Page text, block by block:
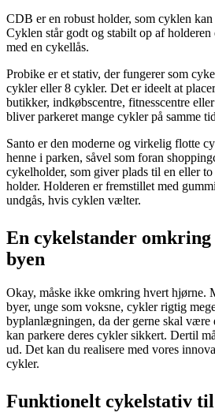
CDB er en robust holder, som cyklen
Cyklen står godt og stabilt op af holderen
med en cykellås.
Probike er et stativ, der fungerer som
cykler eller 8 cykler. Det er ideelt at
butikker, indkøbscentre, fitnesscentre
bliver parkeret mange cykler på samme
Santo er den moderne og virkelig flotte
henne i parken, såvel som foran
cykelholder, som giver plads til en eller
holder. Holderen er fremstillet med
undgås, hvis cyklen vælter.
En cykelstander
byen
Okay, måske ikke omkring hvert hjørne.
byer, unge som voksne, cykler rigtig
byplanlægningen, da der gerne skal være
kan parkere deres cykler sikkert. Dertil
ud. Det kan du realisere med vores
cykler.
Funktionelt cykelstativ